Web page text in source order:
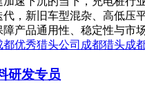
，新旧车型混杂、高低
产品通用性、稳定性与市
都优秀猎头公司 成都猎头成
研发专员